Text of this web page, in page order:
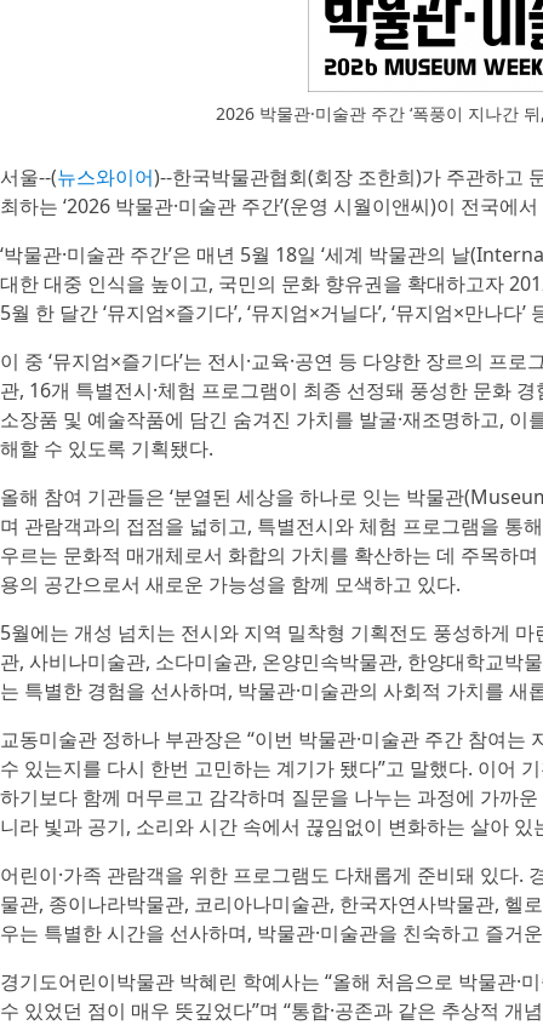
2026 박물관·미술관 주간 ‘폭풍이 지나간
서울--(뉴스와이어)--한국박물관협회(회장 조한희)가 주관하고
최하는 ‘2026 박물관·미술관 주간’(운영 시월이앤씨)이 전국에
‘박물관·미술관 주간’은 매년 5월 18일 ‘세계 박물관의 날
대한 대중 인식을 높이고, 국민의 문화 향유권을 확대하고자
5월 한 달간 ‘뮤지엄×즐기다’, ‘뮤지엄×거닐다’, ‘뮤지엄×만나
이 중 ‘뮤지엄×즐기다’는 전시·교육·공연 등 다양한 장르의 프
관, 16개 특별전시·체험 프로그램이 최종 선정돼 풍성한 문화
소장품 및 예술작품에 담긴 숨겨진 가치를 발굴·재조명하고,
해할 수 있도록 기획됐다.
올해 참여 기관들은 ‘분열된 세상을 하나로 잇는 박물관
며 관람객과의 접점을 넓히고, 특별전시와 체험 프로그램을 통
우르는 문화적 매개체로서 화합의 가치를 확산하는 데 주목하
용의 공간으로서 새로운 가능성을 함께 모색하고 있다.
5월에는 개성 넘치는 전시와 지역 밀착형 기획전도 풍성하게
관, 사비나미술관, 소다미술관, 온양민속박물관, 한양대학교박
는 특별한 경험을 선사하며, 박물관·미술관의 사회적 가치를 새
교동미술관 정하나 부관장은 “이번 박물관·미술관 주간 참여
수 있는지를 다시 한번 고민하는 계기가 됐다”고 말했다. 이어
하기보다 함께 머무르고 감각하며 질문을 나누는 과정에 가까
니라 빛과 공기, 소리와 시간 속에서 끊임없이 변화하는 살아
어린이·가족 관람객을 위한 프로그램도 다채롭게 준비돼 있다
물관, 종이나라박물관, 코리아나미술관, 한국자연사박물관, 헬
우는 특별한 시간을 선사하며, 박물관·미술관을 친숙하고 즐거
경기도어린이박물관 박혜린 학예사는 “올해 처음으로 박물관
수 있었던 점이 매우 뜻깊었다”며 “통합·공존과 같은 추상적